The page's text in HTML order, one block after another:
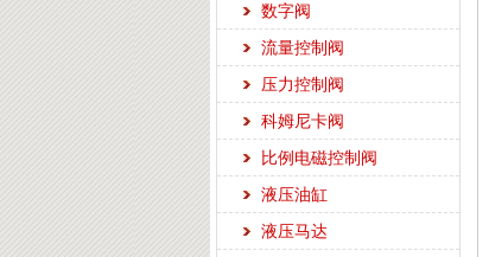
数字阀
流量控制阀
压力控制阀
科姆尼卡阀
比例电磁控制阀
液压油缸
液压马达